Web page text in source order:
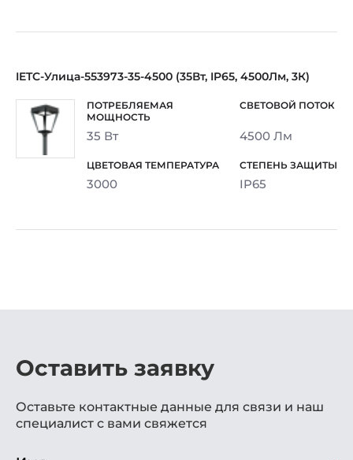
IETC-Улица-553973-35-4500 (35Вт, IP65, 4500Лм, 3К)
35 Вт 4500 Лм
3000 IP65
Оставить заявку
Оставьте контактные данные для связи и наш
специалист с вами свяжется